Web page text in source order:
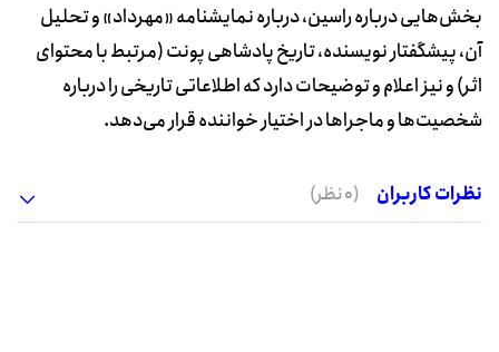
بخش‌هایی درباره راسین، درباره نمایشنامه «مهرداد» و تحلیل
آن، پیشگفتار نویسنده، تاریخ پادشاهی پونت (مرتبط با محتوای
اثر) و نیز اعلام و توضیحات دارد که اطلاعاتی تاریخی را درباره
شخصیت‌ها و ماجراها در اختیار خواننده قرار می‌دهد.
نظرات کاربران (0 نظر)